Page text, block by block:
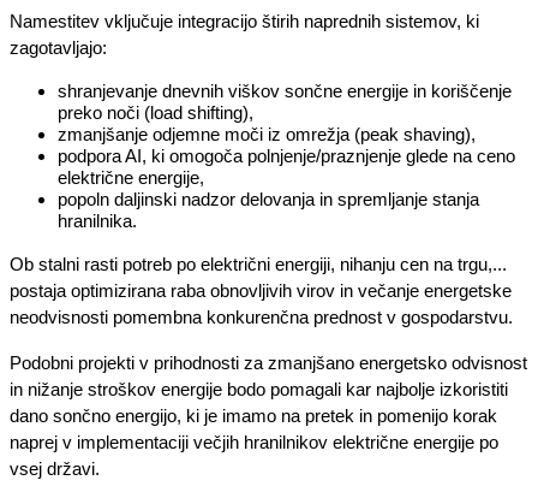
Namestitev vključuje integracijo štirih naprednih sistemov, ki
zagotavljajo:
shranjevanje dnevnih viškov sončne energije in koriščenje
preko noči (load shifting),
zmanjšanje odjemne moči iz omrežja (peak shaving),
podpora AI, ki omogoča polnjenje/praznjenje glede na ceno
električne energije,
popoln daljinski nadzor delovanja in spremljanje stanja
hranilnika.
Ob stalni rasti potreb po električni energiji, nihanju cen na trgu,...
postaja optimizirana raba obnovljivih virov in večanje energetske
neodvisnosti pomembna konkurenčna prednost v gospodarstvu.
Podobni projekti v prihodnosti za zmanjšano energetsko odvisnost
in nižanje stroškov energije bodo pomagali kar najbolje izkoristiti
dano sončno energijo, ki je imamo na pretek in pomenijo korak
naprej v implementaciji večjih hranilnikov električne energije po
vsej državi.